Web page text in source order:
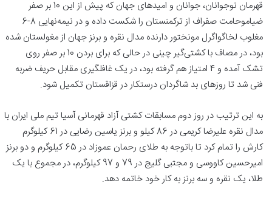
قهرمان نوجوانان، جوانان و امیدهای جهان که پیش از این 10 بر صفر
ضیاموحامت صفراف از ترکمنستان را شکست داده و در نیمه‌نهایی 8-6
مغلوب لخاگواگرل مونختور دارنده مدال نقره و برنز جهان از مغولستان شده
بود، در مصاف با کشتی‌گیر چینی در حالی که برای بردن 10 بر صفر روی
تشک آمده و 4 امتیاز هم گرفته بود، در یک غافلگیری مقابل حریف ضربه
فنی شد تا روزهای بد شاگردان درستکار در قزاقستان تکمیل شود.
به این ترتیب در روز دوم مسابقات کشتی آزاد قهرمانی آسیا تیم ملی ایران با
مدال نقره علیرضا کریمی در 86 کیلو و برنز یاسین رضایی در 61 کیلوگرم
کارش را تمام کرد تا باتوجه به طلای رحمان عموزاد در 65 کیلوگرم و دو برنز
امیرحسین کاووسی و مجتبی گلیج در 79 و 97 کیلوگرم، در مجموع با یک
طلا، یک نقره و سه برنز به کار خود خاتمه دهد.